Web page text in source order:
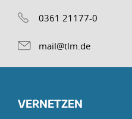
0361 21177-0
mail@tlm.de
VERNETZEN